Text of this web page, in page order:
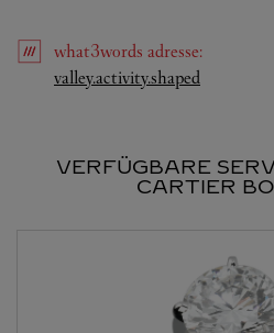
what3words adresse:
valley.activity.shaped
VERFÜGBARE
CARTIER